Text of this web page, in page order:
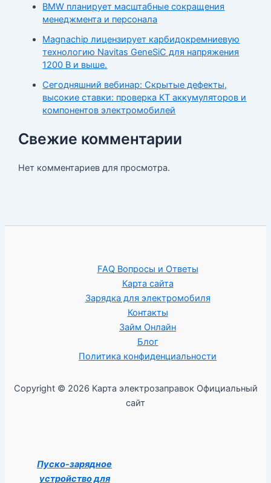
BMW планирует масштабные сокращения
менеджмента и персонала
Magnachip лицензирует карбидокремниевую
технологию Navitas GeneSiC для напряжения
1200 В и выше.
Сегодняшний вебинар: Скрытые дефекты,
высокие ставки: проверка КТ аккумуляторов и
компонентов электромобилей
Свежие комментарии
Нет комментариев для просмотра.
FAQ Вопросы и Ответы
Карта сайта
Зарядка для электромобиля
Контакты
Займ Онлайн
Блог
Политика конфиденциальности
Copyright © 2026 Карта электрозаправок Официальный
сайт
Пуско-зарядное
устройство для